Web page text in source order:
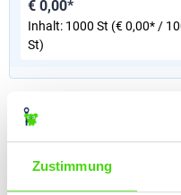
Zustimmung
€ 0,00*
Inhalt: 1000 St (€ 0,00* /
St)
06070 TY
HP-FIXIT® Kabelbinder
€ 0,00*